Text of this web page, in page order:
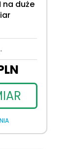
na duże